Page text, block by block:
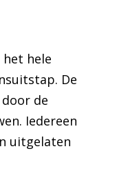
het hele
De
de
Iedereen
uitgelaten